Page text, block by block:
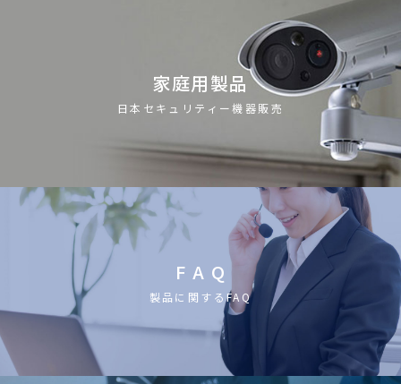
家庭用製品
日本セキュリティー機器販売
F A Q
製品に関するFAQ